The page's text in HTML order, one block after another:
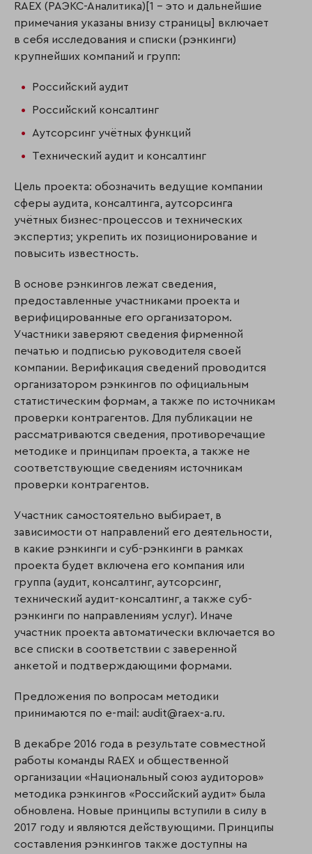
RAEX (РАЭКС-Аналитика)[1 - это и дальнейшие
примечания указаны внизу страницы] включает
в себя исследования и списки (рэнкинги)
крупнейших компаний и групп:
Российский аудит
Российский консалтинг
Аутсорсинг учётных функций
Технический аудит и консалтинг
Цель проекта: обозначить ведущие компании
сферы аудита, консалтинга, аутсорсинга
учётных бизнес-процессов и технических
экспертиз; укрепить их позиционирование и
повысить известность.
В основе рэнкингов лежат сведения,
предоставленные участниками проекта и
верифицированные его организатором.
Участники заверяют сведения фирменной
печатью и подписью руководителя своей
компании. Верификация сведений проводится
организатором рэнкингов по официальным
статистическим формам, а также по источникам
проверки контрагентов. Для публикации не
рассматриваются сведе­ния, противоречащие
методике и принципам проекта, а также не
соответствующие сведениям источникам
проверки контрагентов.
Участник самостоятельно выбирает, в
зависимости от направлений его деятельности,
в какие рэнкинги и суб-рэнкинги в рамках
проекта будет включена его компания или
группа (аудит, консалтинг, аутсорсинг,
технический аудит-консалтинг, а также суб-
рэнкинги по направлениям услуг). Иначе
участник проекта автоматически включается во
все списки в соответствии с заверенной
анкетой и подтверждающими формами.
Предложения по вопросам методики
принимаются по e-mail: audit@raex-a.ru.
В декабре 2016 года в результате совместной
работы команды RAEX и общественной
организации «Национальный союз аудиторов»
методика рэнкингов «Российский аудит» была
обновлена. Новые принципы вступили в силу в
2017 году и являются действующими. Принципы
составления рэнкингов также доступны на